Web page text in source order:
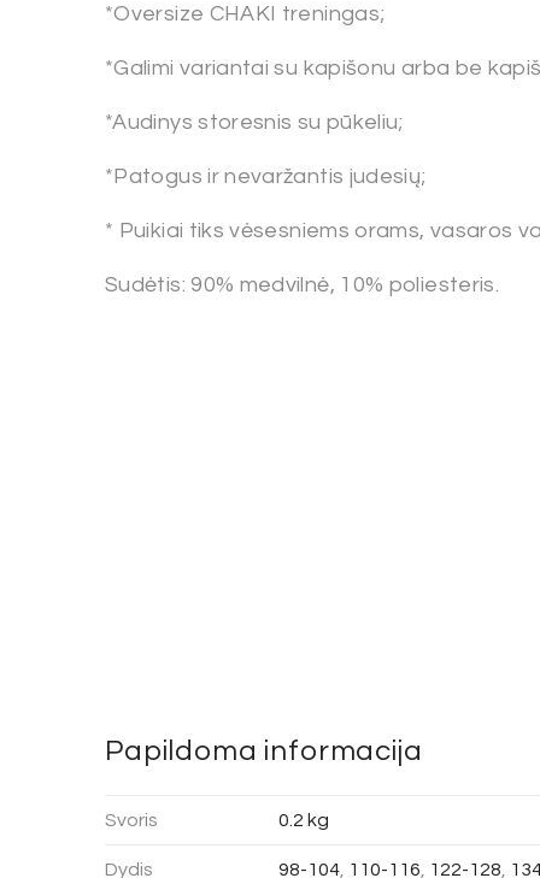
*Oversize CHAKI treningas;
*Galimi variantai su kapišonu arba be
*Audinys storesnis su pūkeliu;
*Patogus ir nevaržantis judesių;
* Puikiai tiks vėsesniems orams, vasaros
Sudėtis: 90% medvilnė, 10% poliesteris.
Papildoma informacija
Svoris 0.2 kg
Dydis 98-104 110-116 122-128